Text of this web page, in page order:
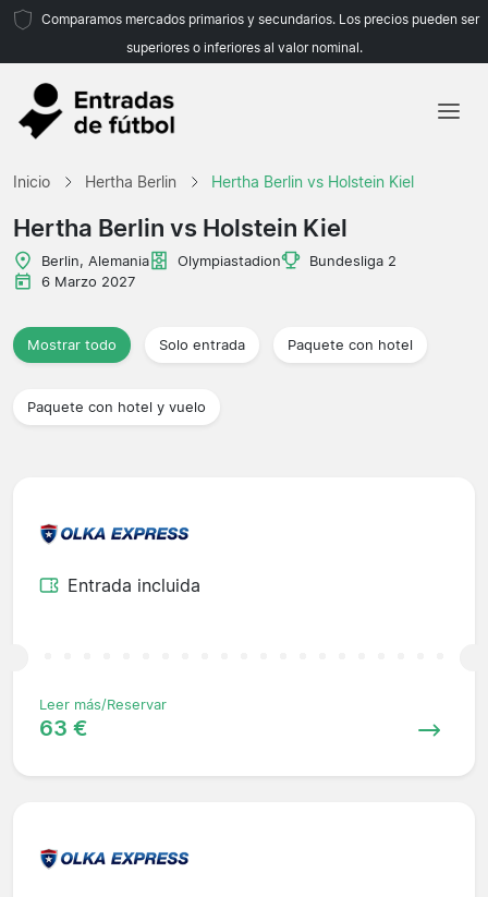
Comparamos mercados primarios y secundarios. Los precios pueden ser
superiores o inferiores al valor nominal.
Inicio Hertha Berlin Hertha Berlin vs Holstein Kiel
Hertha Berlin vs Holstein Kiel
Berlin, Alemania Olympiastadion
Bundesliga 2
6 Marzo 2027
Mostrar todo Solo entrada Paquete con hotel
Paquete con hotel y vuelo
Entrada incluida
Leer más/Reservar
63 €